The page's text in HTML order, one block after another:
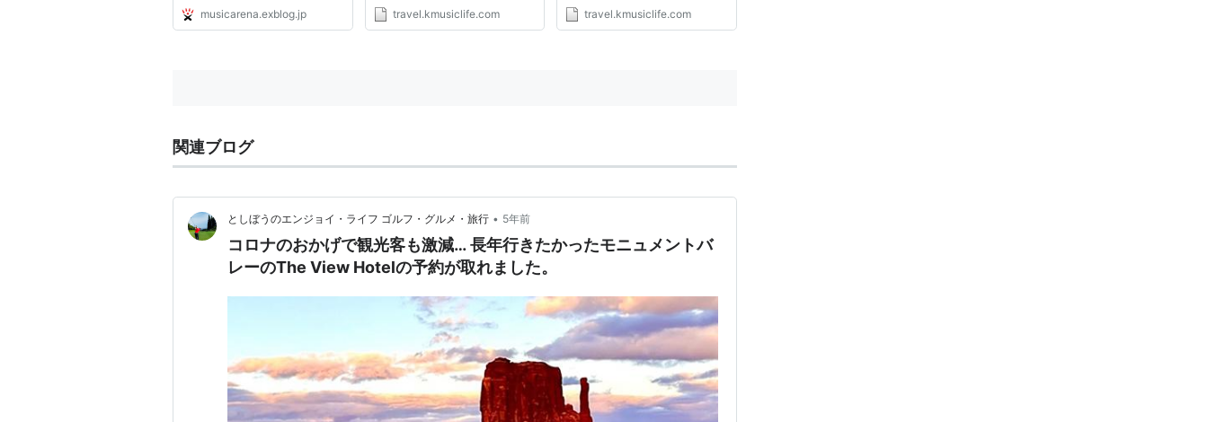
musicarena.exblog.jp travel.kmusiclife.com travel.kmusiclife.com
関連ブログ
としぼうのエンジョイ・ライフ ゴルフ・グルメ・旅行 • 5年前
コロナのおかげで観光客も激減… 長年行きたかったモニュメントバ
レーのThe View Hotelの予約が取れました。